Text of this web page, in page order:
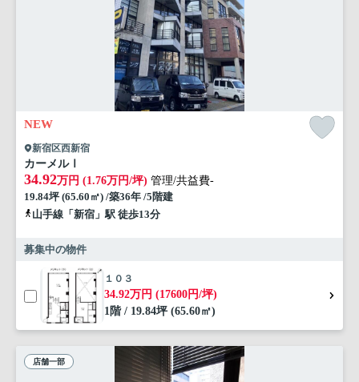
NEW
新宿区西新宿
カーメルⅠ
34.92万円 (1.76万円/坪) 管理/共益費-
19.84坪 (65.60㎡) /築36年 /5階建
山手線「新宿」駅 徒歩13分
募集中の物件
１０３
34.92万円 (17600円/坪)
1階 / 19.84坪 (65.60㎡)
店舗一部